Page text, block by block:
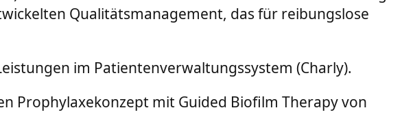
Qualitätsmanagement, das für reibungslose
im Patientenverwaltungssystem (Charly).
Prophylaxekonzept mit Guided Biofilm Therapy von